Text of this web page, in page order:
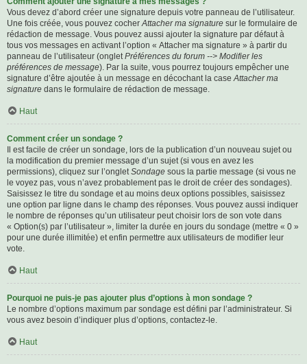
Vous devez d’abord créer une signature depuis votre panneau de l’utilisateur.
Une fois créée, vous pouvez cocherAttacher ma signature sur le formulaire de
rédaction de message. Vous pouvez aussi ajouter la signature par défaut à
tous vos messages en activant l’option « Attacher ma signature » à partir du
panneau de l’utilisateur (ongletPréférences du forum --> Modifier les
préférences de message). Par la suite, vous pourrez toujours empêcher une
signature d’être ajoutée à un message en décochant la caseAttacher ma
signature dans le formulaire de rédaction de message.
Haut
Comment créer un sondage ?
Il est facile de créer un sondage, lors de la publication d’un nouveau sujet ou
la modification du premier message d’un sujet (si vous en avez les
permissions), cliquez sur l’ongletSondage sous la partie message (si vous ne
le voyez pas, vous n’avez probablement pas le droit de créer des sondages).
Saisissez le titre du sondage et au moins deux options possibles, saisissez
une option par ligne dans le champ des réponses. Vous pouvez aussi indiquer
le nombre de réponses qu’un utilisateur peut choisir lors de son vote dans
« Option(s) par l’utilisateur », limiter la durée en jours du sondage (mettre « 0 »
pour une durée illimitée) et enfin permettre aux utilisateurs de modifier leur
vote.
Haut
Pourquoi ne puis-je pas ajouter plus d’options à mon sondage ?
Le nombre d’options maximum par sondage est défini par l’administrateur. Si
vous avez besoin d’indiquer plus d’options, contactez-le.
Haut